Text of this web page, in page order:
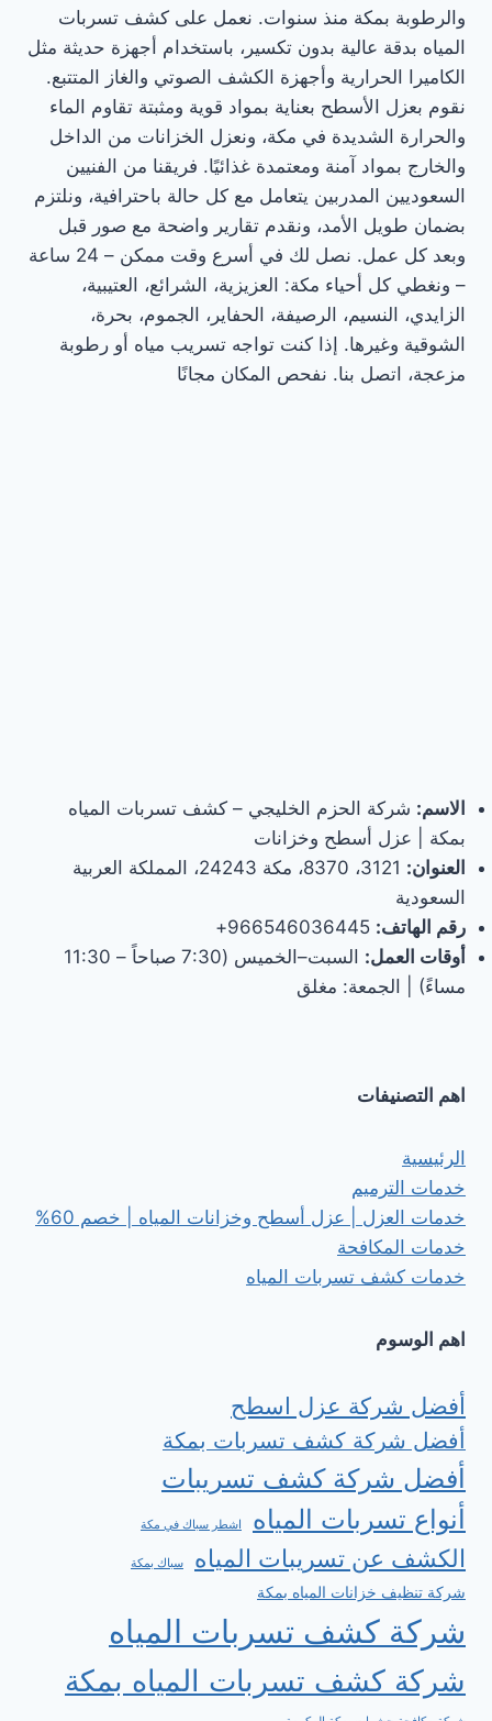
والرطوبة بمكة منذ سنوات. نعمل على كشف تسربات
المياه بدقة عالية بدون تكسير، باستخدام أجهزة حديثة مثل
الكاميرا الحرارية وأجهزة الكشف الصوتي والغاز المتتبع.
نقوم بعزل الأسطح بعناية بمواد قوية ومثبتة تقاوم الماء
والحرارة الشديدة في مكة، ونعزل الخزانات من الداخل
والخارج بمواد آمنة ومعتمدة غذائيًا. فريقنا من الفنيين
السعوديين المدربين يتعامل مع كل حالة باحترافية، ونلتزم
بضمان طويل الأمد، ونقدم تقارير واضحة مع صور قبل
وبعد كل عمل. نصل لك في أسرع وقت ممكن – 24 ساعة
– ونغطي كل أحياء مكة: العزيزية، الشرائع، العتيبية،
الزايدي، النسيم، الرصيفة، الحفاير، الجموم، بحرة،
الشوقية وغيرها. إذا كنت تواجه تسريب مياه أو رطوبة
مزعجة، اتصل بنا. نفحص المكان مجانًا
الاسم: شركة الحزم الخليجي – كشف تسربات المياه
بمكة | عزل أسطح وخزانات
العنوان:
3121، 8370، مكة 24243، المملكة العربية
السعودية
رقم الهاتف:
أوقات العمل:
السبت–الخميس (7:30 صباحاً – 11:30
مساءً) | الجمعة: مغلق
اهم التصنيفات
الرئيسية
خدمات الترميم
خدمات العزل | عزل أسطح وخزانات المياه | خصم 60%
خدمات المكافحة
خدمات كشف تسربات المياه
اهم الوسوم
أفضل شركة عزل اسطح
أفضل شركة كشف تسربات بمكة
أفضل شركة كشف تسريبات
أنواع تسربات المياه
اشطر سباك في مكة
الكشف عن تسريبات المياه سباك بمكة
شركة تنظيف خزانات المياه بمكة
شركة كشف تسربات المياه
شركة كشف تسربات المياه بمكة